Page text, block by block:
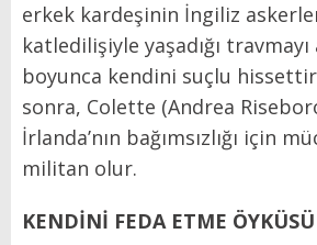
erkek kardeşinin İngiliz
katledilişiyle yaşadığı travmayı
boyunca kendini suçlu
sonra, Colette (Andrea
İrlanda’nın bağımsızlığı için
militan olur.
KENDİNİ FEDA ETME ÖYKÜSÜ